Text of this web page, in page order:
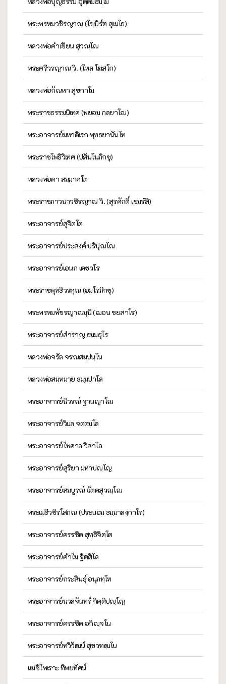
พระพรหมวชิรญาณ (โรเบิร์ต สุเมโธ)
หลวงพ่อคำเขียน สุวณฺโณ
พระศรีวรญาณ วิ. (ไหล โฆสโก)
หลวงพ่อกัณหา สุขกาโม
พระราชธรรมนิเทศ (พยอม กลฺยาโณ)
พระอาจารย์มหาดิเรก พุทธยานันโท
พระราชโพธิวิเทศ (ปสันโนภิกขุ)
หลวงพ่อดา สมฺมาคโต
พระราชภาวนาวชิรญาณ วิ. (สุรศักดิ์ เขมรํสี)
พระอาจารย์สุจิตโต
พระอาจารย์ประสงค์ ปริปุณฺโณ
พระอาจารย์เอนก เตชวโร
พระราชพุทธิวรคุณ (อมโรภิกขุ)
พระพรหมพัชรญาณมุนี (ฌอน ชยสาโร)
พระอาจารย์สำราญ ธมฺมธุโร
หลวงพ่อจรัล จรณสมฺปนฺโน
หลวงพ่อสมหมาย ธมฺมปาโล
พระอาจารย์นิวรณ์ ฐานญาโณ
พระอาจารย์วิมล จตฺตมโล
พระอาจารย์ไพศาล วิสาโล
พระอาจารย์สุริยา มหาปญฺโญ
พระอาจารย์สมบูรณ์ ฉัตตสุวณฺโณ
พระเมธีวชิรโสภณ (ประนอม ธมฺมาลงฺกาโร)
พระอาจารย์ครรชิต สุทฺธิจิตฺโต
พระอาจารย์คำไม ฐิตสีโล
พระอาจารย์กระสินธุ์ อนุภทฺโท
พระอาจารย์นวลจันทร์ กิตฺติปญฺโญ
พระอาจารย์ครรชิต อกิญฺจโน
พระอาจารย์ทวีวัฒน์ สุขวฑฺฒโน
แม่ชีไพเราะ ทิพยทัศน์